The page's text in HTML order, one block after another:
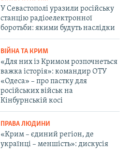
У Севастополі уразили російську
станцію радіоелектронної
боротьби: якими будуть наслідки
ВІЙНА ТА КРИМ
«Для них із Кримом розпочнеться
важка історія»: командир ОТУ
«Одеса» – про пастку для
російських військ на
Кінбурнській косі
ПРАВА ЛЮДИНИ
«Крим – єдиний регіон, де
українці – меншість»: дискусія